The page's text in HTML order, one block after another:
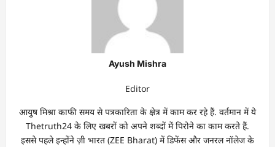
Ayush Mishra
Editor
आयुष मिश्रा काफी समय से पत्रकारिता के क्षेत्र में काम कर रहे हैं. वर्तमान में ये
Thetruth24 के लिए खबरों को अपने शब्दों में पिरोने का काम करते हैं.
इससे पहले इन्होंने ज़ी भारत (ZEE Bharat) में डिफेंस और जनरल नॉलेज के